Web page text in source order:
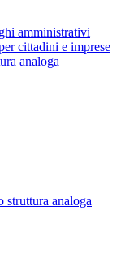
amministrativi
cittadini e imprese
analoga
analoga